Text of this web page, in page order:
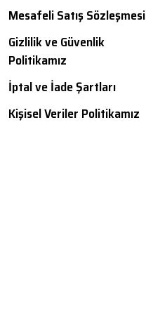
Mesafeli Satış Sözleşmesi
Gizlilik ve Güvenlik
Politikamız
İptal ve İade Şartları
Kişisel Veriler Politikamız